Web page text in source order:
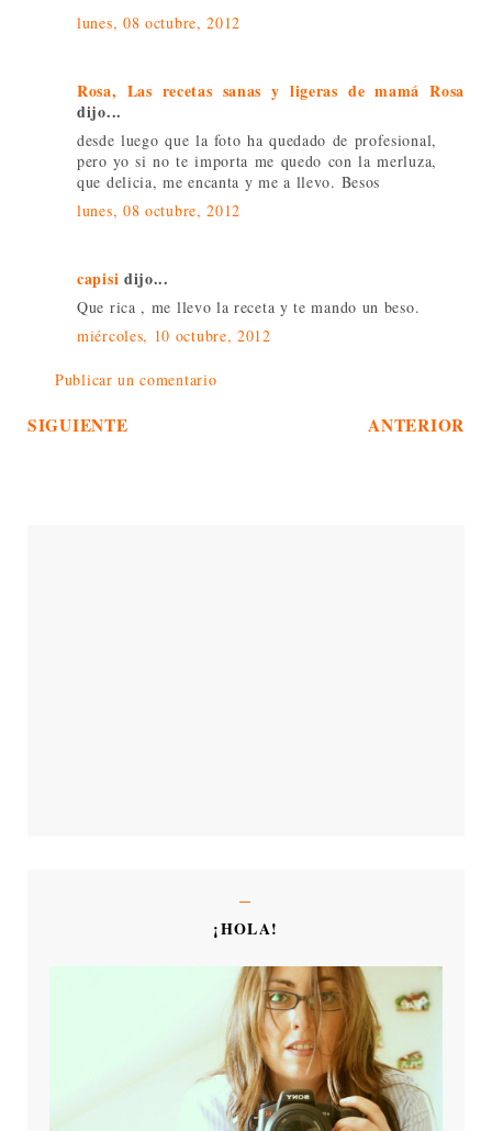
lunes, 08 octubre, 2012
Rosa, Las recetas sanas y ligeras de mamá Rosa
dijo...
desde luego que la foto ha quedado de profesional,
pero yo si no te importa me quedo con la merluza,
que delicia, me encanta y me a llevo. Besos
lunes, 08 octubre, 2012
capisi dijo...
Que rica , me llevo la receta y te mando un beso.
miércoles, 10 octubre, 2012
Publicar un comentario
SIGUIENTE ANTERIOR
¡HOLA!